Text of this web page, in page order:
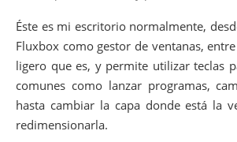
Éste es mi escritorio normalmente,
Fluxbox como gestor de ventanas,
ligero que es, y permite utilizar teclas
comunes como lanzar programas,
hasta cambiar la capa donde está la
redimensionarla.